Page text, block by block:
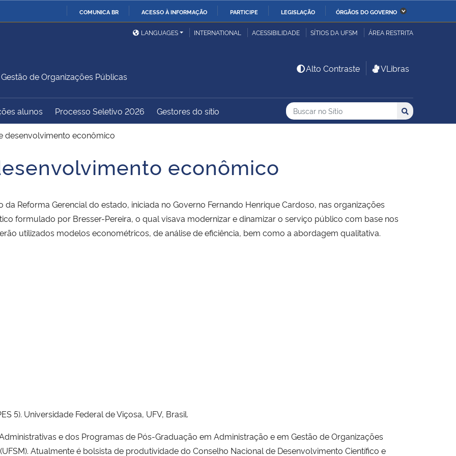
COMUNICA BR ACESSO À INFORMAÇÃO PARTICIPE LEGISLAÇÃO ÓRGÃOS DO GOVERNO
Ministério da Defesa
Ministério das Relações
Exteriores
Ministério da Economia Ministério da Infraestrutura
Ministério da Ciência,
Tecnologia, Inovações e
Ministério do
Desenvolvimento Regional
Controladoria-Geral da
Ministério da Mulher, da
Advocacia-Geral da União Banco Central do Brasil Planalto
LANGUAGES INTERNATIONAL ACESSIBILIDADE SÍTIOS DA UFSM ÁREA RESTRITA
de Organizações Públicas
Alto Contraste VLibras
alunos Processo Seletivo 2026 Gestores do sítio Busca
Buscar no no Sítio
Busca: Buscar
desenvolvimento econômico
econômico
Reforma Gerencial do estado, iniciada no Governo Fernando Henrique Cardoso, nas organizações
formulado por Bresser-Pereira, o qual visava modernizar e dinamizar o serviço público com base nos
utilizados modelos econométricos, de análise de eficiência, bem como a abordagem qualitativa.
5). Universidade Federal de Viçosa, UFV, Brasil.
e dos Programas de Pós-Graduação em Administração e em Gestão de Organizações
Atualmente é bolsista de produtividade do Conselho Nacional de Desenvolvimento Científico e